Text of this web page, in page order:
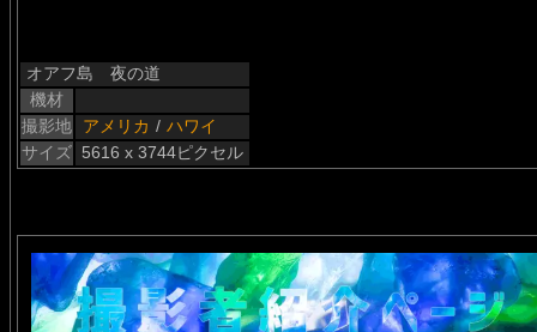
オアフ島 夜の道
機材
撮影地
アメリカ / ハワイ
サイズ 5616 x 3744ピクセル